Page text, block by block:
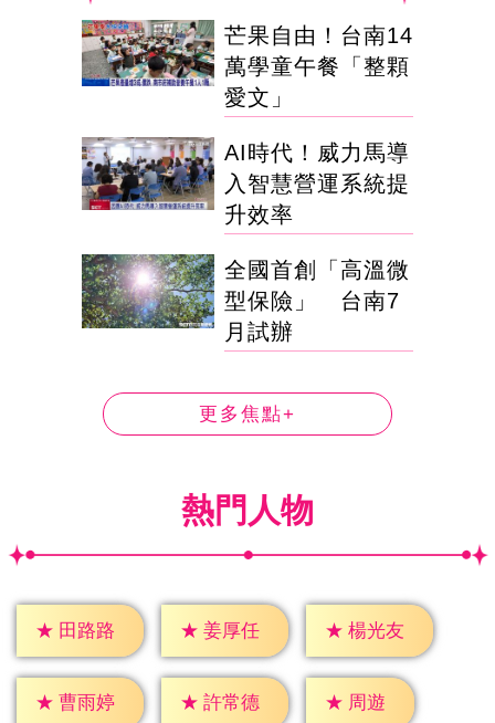
芒果自由！台南14
萬學童午餐「整顆
愛文」
AI時代！威力馬導
入智慧營運系統提
升效率
全國首創「高溫微
型保險」 台南7
月試辦
更多焦點+
熱門人物
★ 田路路 ★ 姜厚任 ★ 楊光友
★ 曹雨婷 ★ 許常德 ★ 周遊